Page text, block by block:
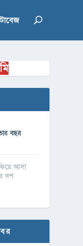
বছর
আসা
দশ